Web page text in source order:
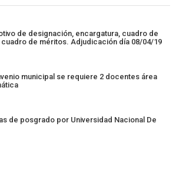
de designación, encargatura, cuadro de
cuadro de méritos. Adjudicación día 08/04/19
municipal se requiere 2 docentes área
de posgrado por Universidad Nacional De